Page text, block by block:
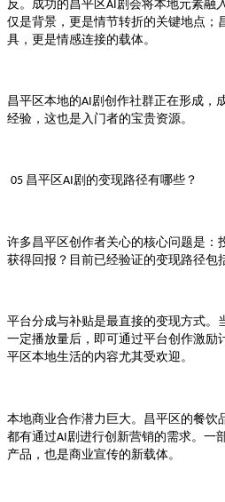
反。成功的昌平区AI 剧会将本地元素
仅是背景，更是情节转折的关键地点；
具，更是情感连接的载体。
昌平区本地的AI 剧创作社群正在形成，
经验，这也是入门者的宝贵资源。
05 昌平区AI 剧的变现路径有哪些？
许多昌平区创作者关心的核心问题是：
获得回报？目前已经验证的变现路径包
平台分成与补贴是最直接的变现方式。
一定播放量后，即可通过平台创作激励
平区本地生活的内容尤其受欢迎。
本地商业合作潜力巨大。 昌平区 的餐饮
都有通过AI 剧进行创新营销的需求。一
产品，也是商业宣传的新载体。